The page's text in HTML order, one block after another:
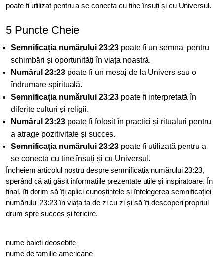
poate fi utilizat pentru a se conecta cu tine însuți și cu Universul.
5 Puncte Cheie
Semnificația numărului 23:23 poate fi un semnal pentru
schimbări și oportunități în viața noastră.
Numărul 23:23 poate fi un mesaj de la Univers sau o
îndrumare spirituală.
Semnificația numărului 23:23 poate fi interpretată în
diferite culturi și religii.
Numărul 23:23 poate fi folosit în practici și ritualuri pentru
a atrage pozitivitate și succes.
Semnificația numărului 23:23 poate fi utilizată pentru a
se conecta cu tine însuți și cu Universul.
Încheiem articolul nostru despre semnificația numărului 23:23,
sperând că ați găsit informațiile prezentate utile și inspiratoare. În
final, îți dorim să îți aplici cunoștințele și înțelegerea semnificației
numărului 23:23 în viața ta de zi cu zi și să îți descoperi propriul
drum spre succes și fericire.
nume baieti deosebite
nume de familie americane